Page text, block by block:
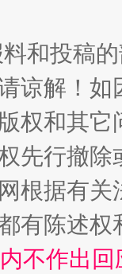
和投稿
谅解！
权和其它
先行撤
根据有
有陈述
不作出